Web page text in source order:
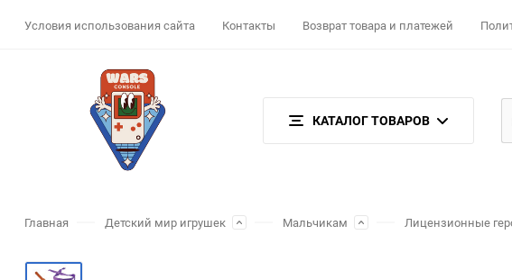
Условия использования сайта Контакты Возврат товара и платежей
КАТАЛОГ ТОВАРОВ
Главная Детский мир игрушек Мальчикам Лицензионные